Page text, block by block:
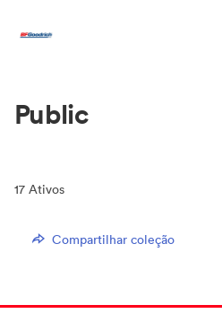
Public
17 Ativos
Compartilhar coleção